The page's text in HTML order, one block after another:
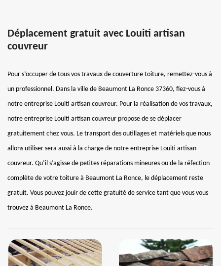
Déplacement gratuit avec Louiti artisan
couvreur
Pour s’occuper de tous vos travaux de couverture toiture, remettez-vous à
un professionnel. Dans la ville de Beaumont La Ronce 37360, fiez-vous à
notre entreprise Louiti artisan couvreur. Pour la réalisation de vos travaux,
notre entreprise Louiti artisan couvreur propose de se déplacer
gratuitement chez vous. Le transport des outillages et matériels que nous
allons utiliser sera aussi à la charge de notre entreprise Louiti artisan
couvreur. Qu’il s’agisse de petites réparations mineures ou de la réfection
complète de votre toiture à Beaumont La Ronce, le déplacement reste
gratuit. Vous pouvez jouir de cette gratuité de service tant que vous vous
trouvez à Beaumont La Ronce.